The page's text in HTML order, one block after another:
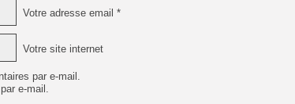
[Mo5] Deux inédits du
[GK] Le beat'em up The
[GK] Endless Legend 2 :
Votre adresse email *
Votre site internet
par e-mail.
e-mail.